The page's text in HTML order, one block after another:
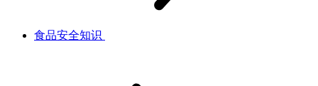
食品安全知识